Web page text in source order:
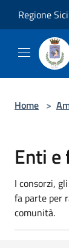
Regione
Home >
Enti e
I consorzi,
fa parte per
comunità.